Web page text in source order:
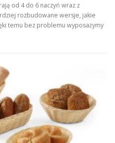
od 4 do 6 naczyń wraz z
rozbudowane wersje, jakie
temu bez problemu wyposażymy